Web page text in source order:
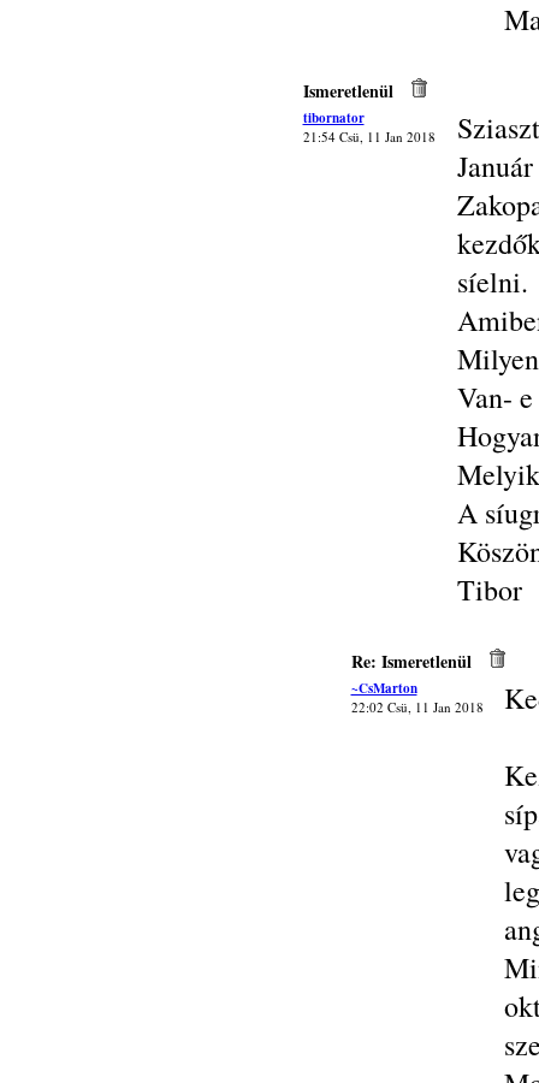
Ismeretlenül
tibornator
21:54 Csü, 11 Jan 2018
síelni.
Van-
A
Tibor
Re: Ismeretlenül
~CsMarton
22:02 Csü, 11 Jan 2018